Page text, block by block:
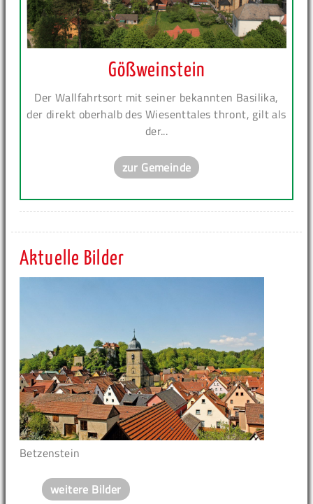
Gößweinstein
Der Wallfahrtsort mit seiner bekannten Basilika,
der direkt oberhalb des Wiesenttales thront, gilt als
der...
zur Gemeinde
Aktuelle Bilder
Betzenstein
weitere Bilder